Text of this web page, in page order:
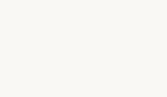
Method
Method
Shipping Method